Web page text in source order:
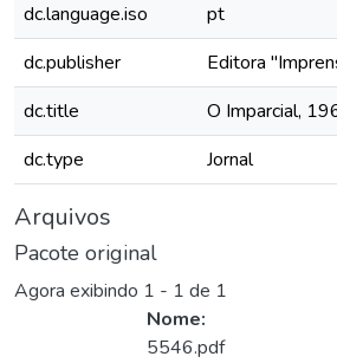
dc.language.iso
pt
dc.publisher
Editora
dc.title
O Imparcial,
dc.type
Jornal
Arquivos
Pacote original
Agora exibindo 1 - 1 de 1
Nome:
5546.pdf